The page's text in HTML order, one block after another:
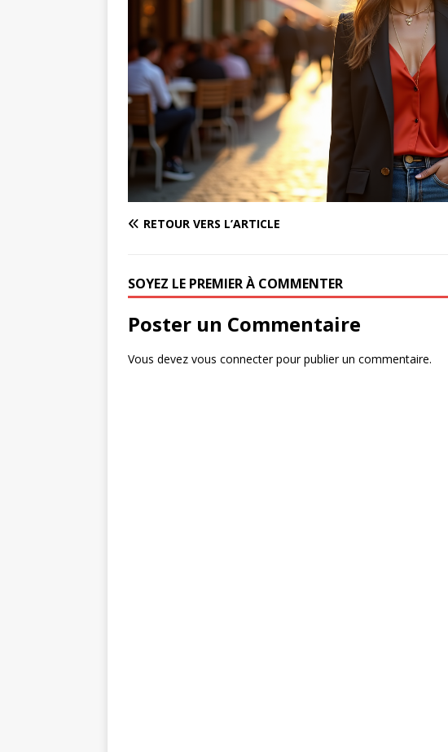
RETOUR VERS L’ARTICLE
SOYEZ LE PREMIER À COMMENTER
Poster un Commentaire
Vous devez vous connecterpour publier un commentaire.